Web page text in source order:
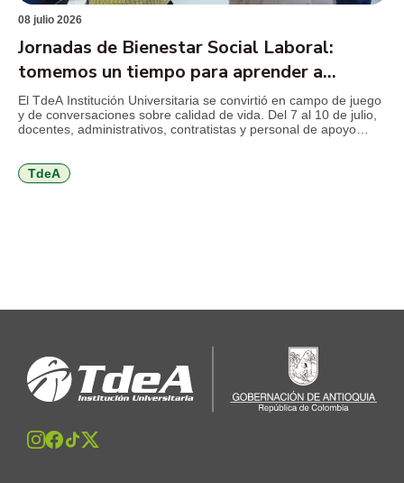
08 julio 2026
Jornadas de Bienestar Social Laboral:
tomemos un tiempo para aprender a
cuidarnos
El TdeA Institución Universitaria se convirtió en campo de juego
y de conversaciones sobre calidad de vida. Del 7 al 10 de julio,
docentes, administrativos, contratistas y personal de apoyo
entre otros temas que invitan a volver […]
TdeA